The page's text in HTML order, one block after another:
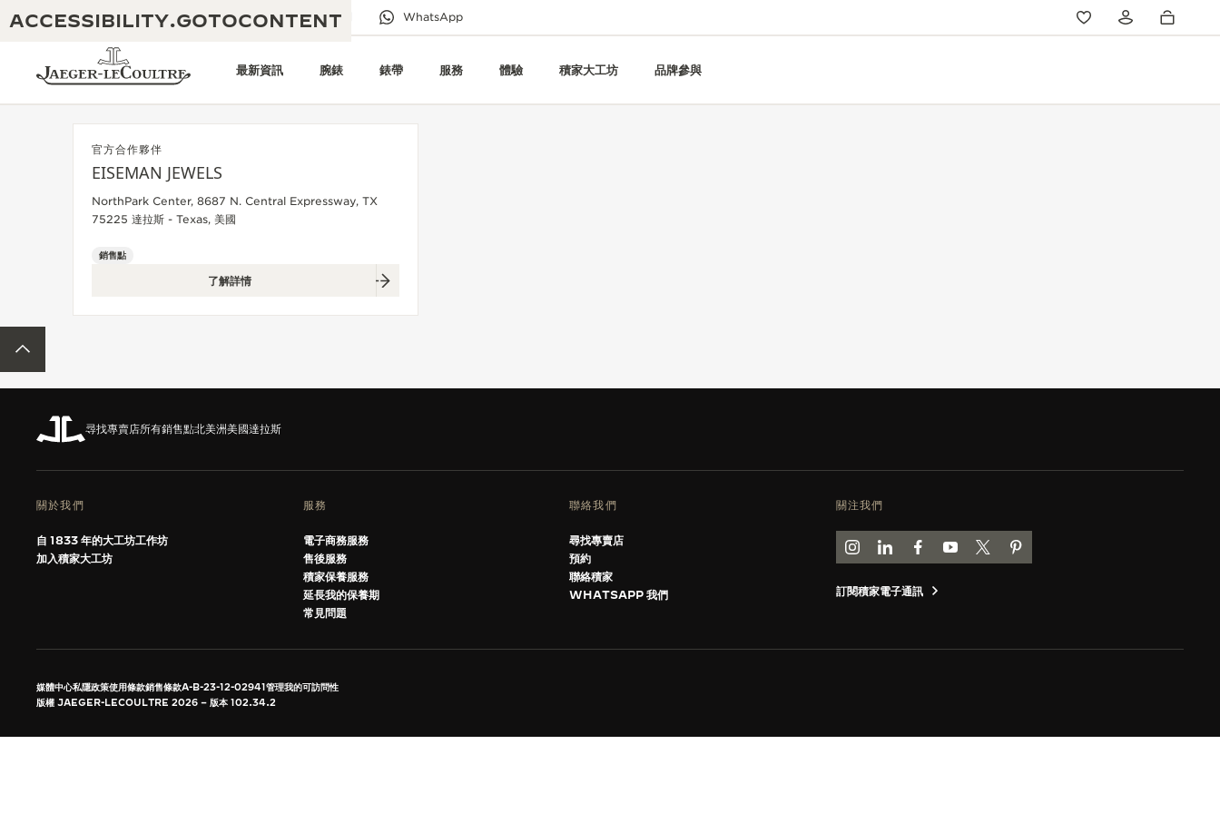
ACCESSIBILITY.GOTOCONTENT
給我們發電子郵件 專賣店 電子期刊 WhatsApp
最新資訊 腕錶 錶帶 服務 體驗 積家大工坊 品牌參與
REVERSO 1931 CAFÉ
《THE PERPETUAL
瀏覽所有精彩活動
卓越工藝：逾 190 年歷史
心靈手巧：1400 多種機芯
精湛工藝：108 種工藝
官方合作夥伴
EISEMAN JEWELS
NorthPark Center, 8687 N. Central Expressway, TX
75225 達拉斯 - Texas, 美國
銷售點
了解詳情
尋找專賣店所有銷售點北美洲美國達拉斯
關於我們
自 1833 年的大工坊工作坊
加入積家大工坊
服務
電子商務服務
售後服務
積家保養服務
延長我的保養期
常見問題
聯絡我們
尋找專賣店
預約
聯絡積家
WHATSAPP 我們
關注我們
前往積家 INSTAGRAM 頁面
前往積家 LINKEDIN 頁面
前往積家 FACEBOOK 頁面
前往積家 YOUTUBE 頁面
前往積家推特頁面
前往積家 PINTEREST 頁面
訂閱積家電子通訊
媒體中心私隱政策使用條款銷售條款A-B-23-12-02941管理我的可訪問性
版權 JAEGER-LECOULTRE 2026
版本 102.34.2